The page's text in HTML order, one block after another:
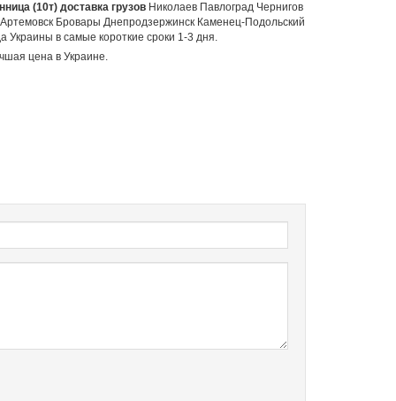
(10т) доставка грузовНиколаев Павлоград Чернигов
Бровары Днепродзержинск Каменец-Подольский
Украины в самые короткие сроки 1-3 дня.
цена в Украине.